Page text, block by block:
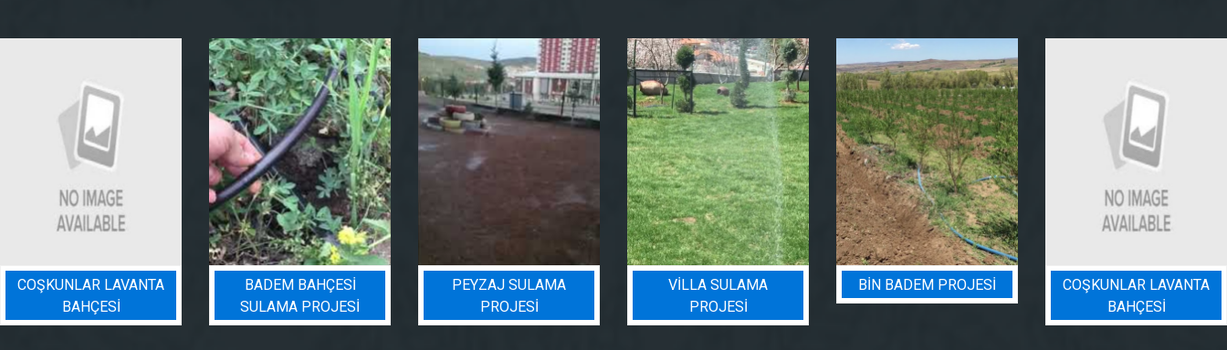
BADEM BAHÇESI
SULAMA PROJESI
PEYZAJ SULAMA
PROJESI
VILLA SULAMA
PROJESI
BIN BADEM PROJESI
COŞKUNLAR LAVANTA
BAHÇESİ
BADEM BAHÇESI
SULAMA PROJESI